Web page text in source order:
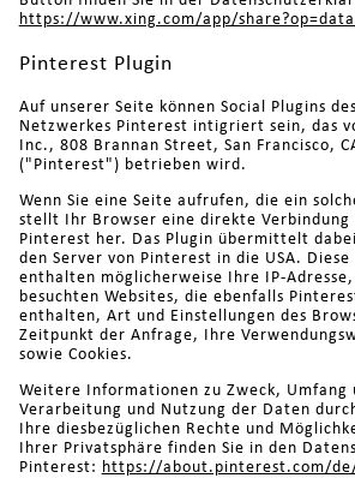
https://www.xing.com/app/
Pinterest Plugin
Auf unserer Seite können Social Plugins
Netzwerkes Pinterest intigriert sein, das
Inc., 808 Brannan Street, San Francisco,
("Pinterest") betrieben wird.
Wenn Sie eine Seite aufrufen, die ein
stellt Ihr Browser eine direkte Verbindung
Pinterest her. Das Plugin übermittelt
den Server von Pinterest in die USA.
enthalten möglicherweise Ihre IP-
besuchten Websites, die ebenfalls
enthalten, Art und Einstellungen des
Zeitpunkt der Anfrage, Ihre
sowie Cookies.
Weitere Informationen zu Zweck, Umfang
Verarbeitung und Nutzung der Daten
Ihre diesbezüglichen Rechte und
Ihrer Privatsphäre finden Sie in den
Pinterest: https://about.pinterest.com/